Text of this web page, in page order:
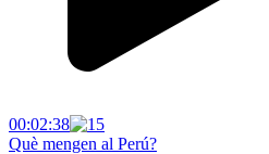
00:02:38
Què mengen al Perú?